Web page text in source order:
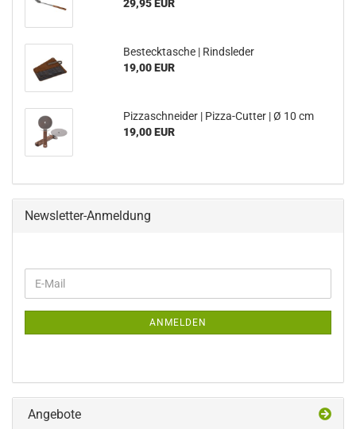
29,95 EUR
Bestecktasche | Rindsleder
19,00 EUR
Pizzaschneider | Pizza-Cutter | Ø 10 cm
19,00 EUR
Newsletter-Anmeldung
ZUR
E-
Mail
ANMELDEN
Angebote